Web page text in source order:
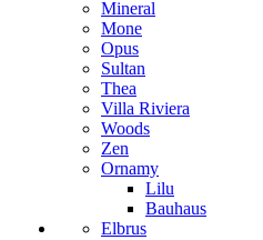
Mineral
Mone
Opus
Sultan
Thea
Villa Riviera
Woods
Zen
Ornamy
Lilu
Bauhaus
Elbrus